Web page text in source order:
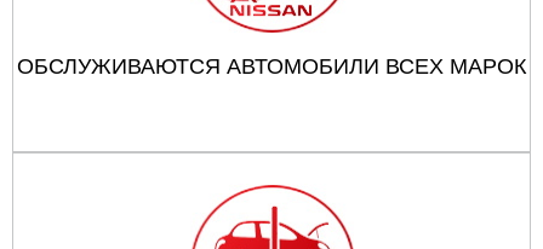
ОБСЛУЖИВАЮТСЯ АВТОМОБИЛИ ВСЕХ МАРОК